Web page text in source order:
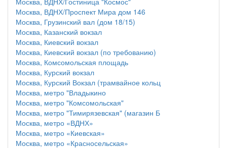
Москва, ВДНХ/Проспект Мира дом 146
Москва, Грузинский вал (дом 18/15)
Москва, Казанский вокзал
Москва, Киевский вокзал
Москва, Киевский вокзал (по требованию)
Москва, Комсомольская площадь
Москва, Курский вокзал
Москва, Курский Вокзал (трамвайное кольц
Москва, метро "Владыкино
Москва, метро "Комсомольская"
Москва, метро "Тимирязевская" (магазин Б
Москва, метро «ВДНХ»
Москва, метро «Киевская»
Москва, метро «Красносельская»